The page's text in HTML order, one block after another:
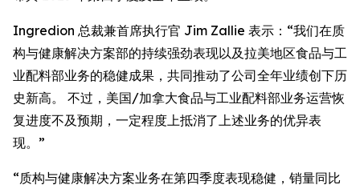
Ingredion 总裁兼首席执行官 Jim Zallie 表示：“我们在质
构与健康解决方案部的持续强劲表现以及拉美地区食品与工
业配料部业务的稳健成果，共同推动了公司全年业绩创下历
史新高。 不过，美国/加拿大食品与工业配料部业务运营恢
复进度不及预期，一定程度上抵消了上述业务的优异表
现。”
“质构与健康解决方案业务在第四季度表现稳健，销量同比